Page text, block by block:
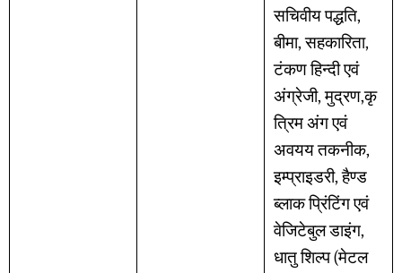
सचिवीय पद्धति,
बीमा, सहकारिता,
टंकण हिन्दी एवं
अंग्रेजी, मुद्रण,कृ
त्रिम अंग एवं
अवयय तकनीक,
इम्प्राइडरी, हैण्ड
ब्लाक प्रिंटिंग एवं
वेजिटेबुल डाइंग,
धातु शिल्प (मेटल